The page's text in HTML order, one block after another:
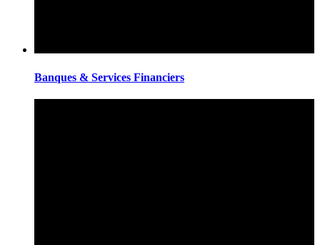
Banques & Services Financiers